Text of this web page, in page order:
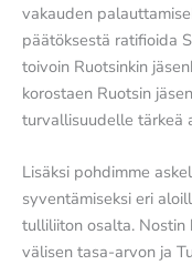
vakauden
päätöksestä ratifioida
toivoin Ruotsinkin
korostaen Ruotsin
turvallisuudelle tärkeä
Lisäksi pohdimme
syventämiseksi eri
tulliliiton osalta. Nostin
välisen tasa-arvon ja